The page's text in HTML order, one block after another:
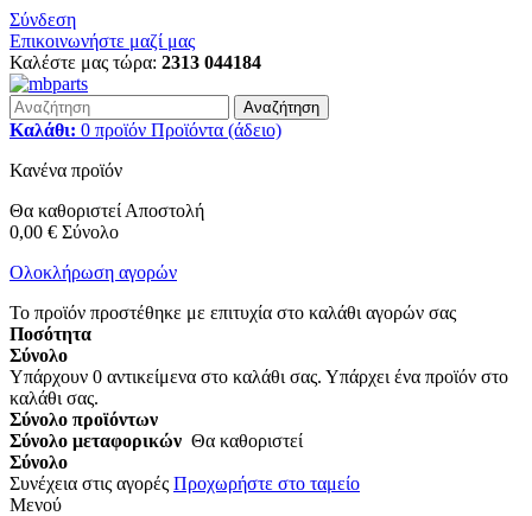
Σύνδεση
Επικοινωνήστε μαζί μας
Καλέστε μας τώρα: 2313 044184
Αναζήτηση
Καλάθι: 0 προϊόν Προϊόντα (άδειο)
Κανένα προϊόν
Θα καθοριστεί Αποστολή
0,00 € Σύνολο
Ολοκλήρωση αγορών
Το προϊόν προστέθηκε με επιτυχία στο καλάθι αγορών σας
Ποσότητα
Σύνολο
Υπάρχουν 0 αντικείμενα στο καλάθι σας. Υπάρχει ένα προϊόν στο
καλάθι σας.
Σύνολο προϊόντων
Σύνολο μεταφορικών Θα καθοριστεί
Σύνολο
Συνέχεια στις αγορές Προχωρήστε στο ταμείο
Μενού